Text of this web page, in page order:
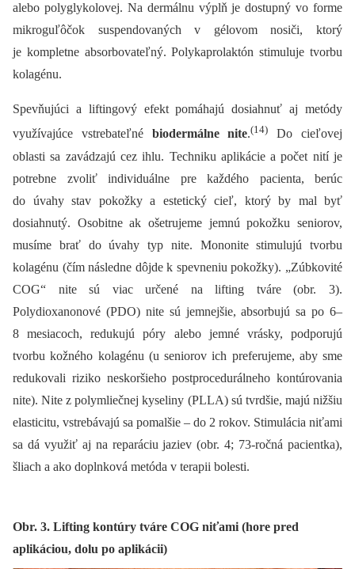
alebo polyglykolovej. Na dermálnu výplň je dostupný vo forme
mikroguľôčok suspendovaných v gélovom nosiči, ktorý
je kompletne absorbovateľný. Polykaprolaktón stimuluje tvorbu
kolagénu.
Spevňujúci a liftingový efekt pomáhajú dosiahnuť aj metódy
využívajúce vstrebateľné biodermálne nite.(14) Do cieľovej
oblasti sa zavádzajú cez ihlu. Techniku aplikácie a počet nití je
potrebne zvoliť individuálne pre každého pacienta, berúc
do úvahy stav pokožky a estetický cieľ, ktorý by mal byť
dosiahnutý. Osobitne ak ošetrujeme jemnú pokožku seniorov,
musíme brať do úvahy typ nite. Mononite stimulujú tvorbu
kolagénu (čím následne dôjde k spevneniu pokožky). „Zúbkovité
COG“ nite sú viac určené na lifting tváre (obr. 3).
Polydioxanonové (PDO) nite sú jemnejšie, absorbujú sa po 6–
8 mesiacoch, redukujú póry alebo jemné vrásky, podporujú
tvorbu kožného kolagénu (u seniorov ich preferujeme, aby sme
redukovali riziko neskoršieho postprocedurálneho kontúrovania
nite). Nite z polymliečnej kyseliny (PLLA) sú tvrdšie, majú nižšiu
elasticitu, vstrebávajú sa pomalšie –⁠ do 2 rokov. Stimulácia niťami
sa dá využiť aj na reparáciu jaziev (obr. 4; 73-ročná pacientka),
šliach a ako doplnková metóda v terapii bolesti.
Obr. 3. Lifting kontúry tváre COG niťami (hore pred
aplikáciou, dolu po aplikácii)